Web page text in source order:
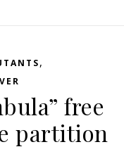
,
free
partition